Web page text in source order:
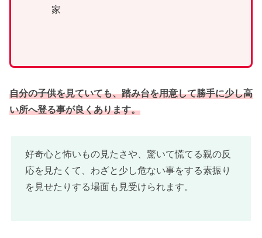
家
自分の子供を見ていても、踏み台を用意して勝手に少し高
い所へ登る事が良くあります。
好奇心と怖いもの見たさや、驚いて慌てる親の反
応を見たくて、わざと少し危ない事をする素振り
を見せたりする場面も見受けられます。